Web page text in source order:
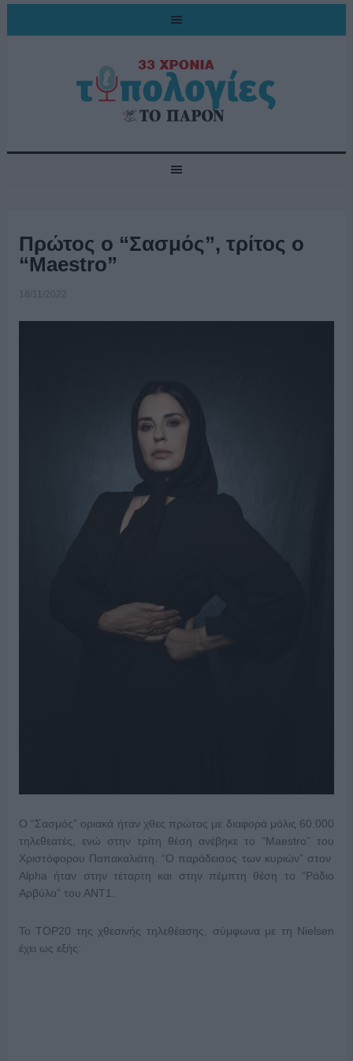
Πρώτος ο “Σασμός”, τρίτος ο
“Maestro”
18/11/2022
Ο “Σασμός” οριακά ήταν χθες πρώτος με διαφορά μόλις 60.000
τηλεθεατές, ενώ στην τρίτη θέση ανέβηκε το “Maestro” του
Χριστόφορου Παπακαλιάτη. “Ο παράδεισος των κυριών” στον
Alpha ήταν στην τέταρτη και στην πέμπτη θέση το “Ράδιο
Αρβύλα” του ΑΝΤ1.
Το TOP20 της χθεσινής τηλεθέασης, σύμφωνα με τη Nielsen
έχει ως εξής: